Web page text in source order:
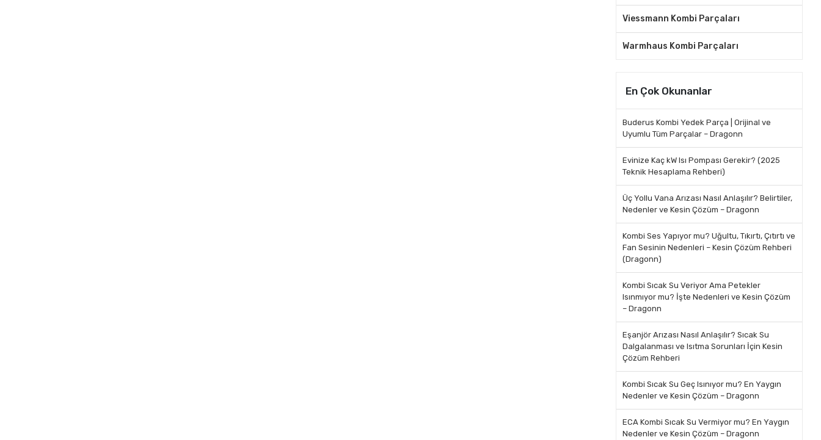
Viessmann Kombi Parçaları
Warmhaus Kombi Parçaları
En Çok Okunanlar
Buderus Kombi Yedek Parça | Orijinal ve
Uyumlu Tüm Parçalar – Dragonn
Evinize Kaç kW Isı Pompası Gerekir? (2025
Teknik Hesaplama Rehberi)
Üç Yollu Vana Arızası Nasıl Anlaşılır? Belirtiler,
Nedenler ve Kesin Çözüm – Dragonn
Kombi Ses Yapıyor mu? Uğultu, Tıkırtı, Çıtırtı ve
Fan Sesinin Nedenleri – Kesin Çözüm Rehberi
(Dragonn)
Kombi Sıcak Su Veriyor Ama Petekler
Isınmıyor mu? İşte Nedenleri ve Kesin Çözüm
– Dragonn
Eşanjör Arızası Nasıl Anlaşılır? Sıcak Su
Dalgalanması ve Isıtma Sorunları İçin Kesin
Çözüm Rehberi
Kombi Sıcak Su Geç Isınıyor mu? En Yaygın
Nedenler ve Kesin Çözüm – Dragonn
ECA Kombi Sıcak Su Vermiyor mu? En Yaygın
Nedenler ve Kesin Çözüm – Dragonn